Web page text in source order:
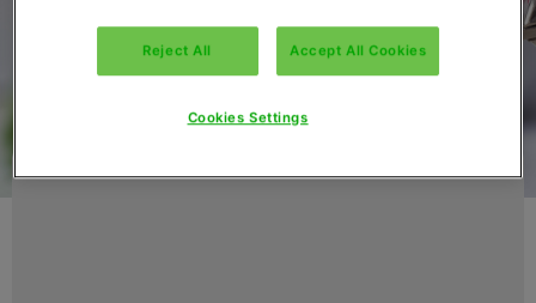
Reject All Accept All Cookies
Cookies Settings